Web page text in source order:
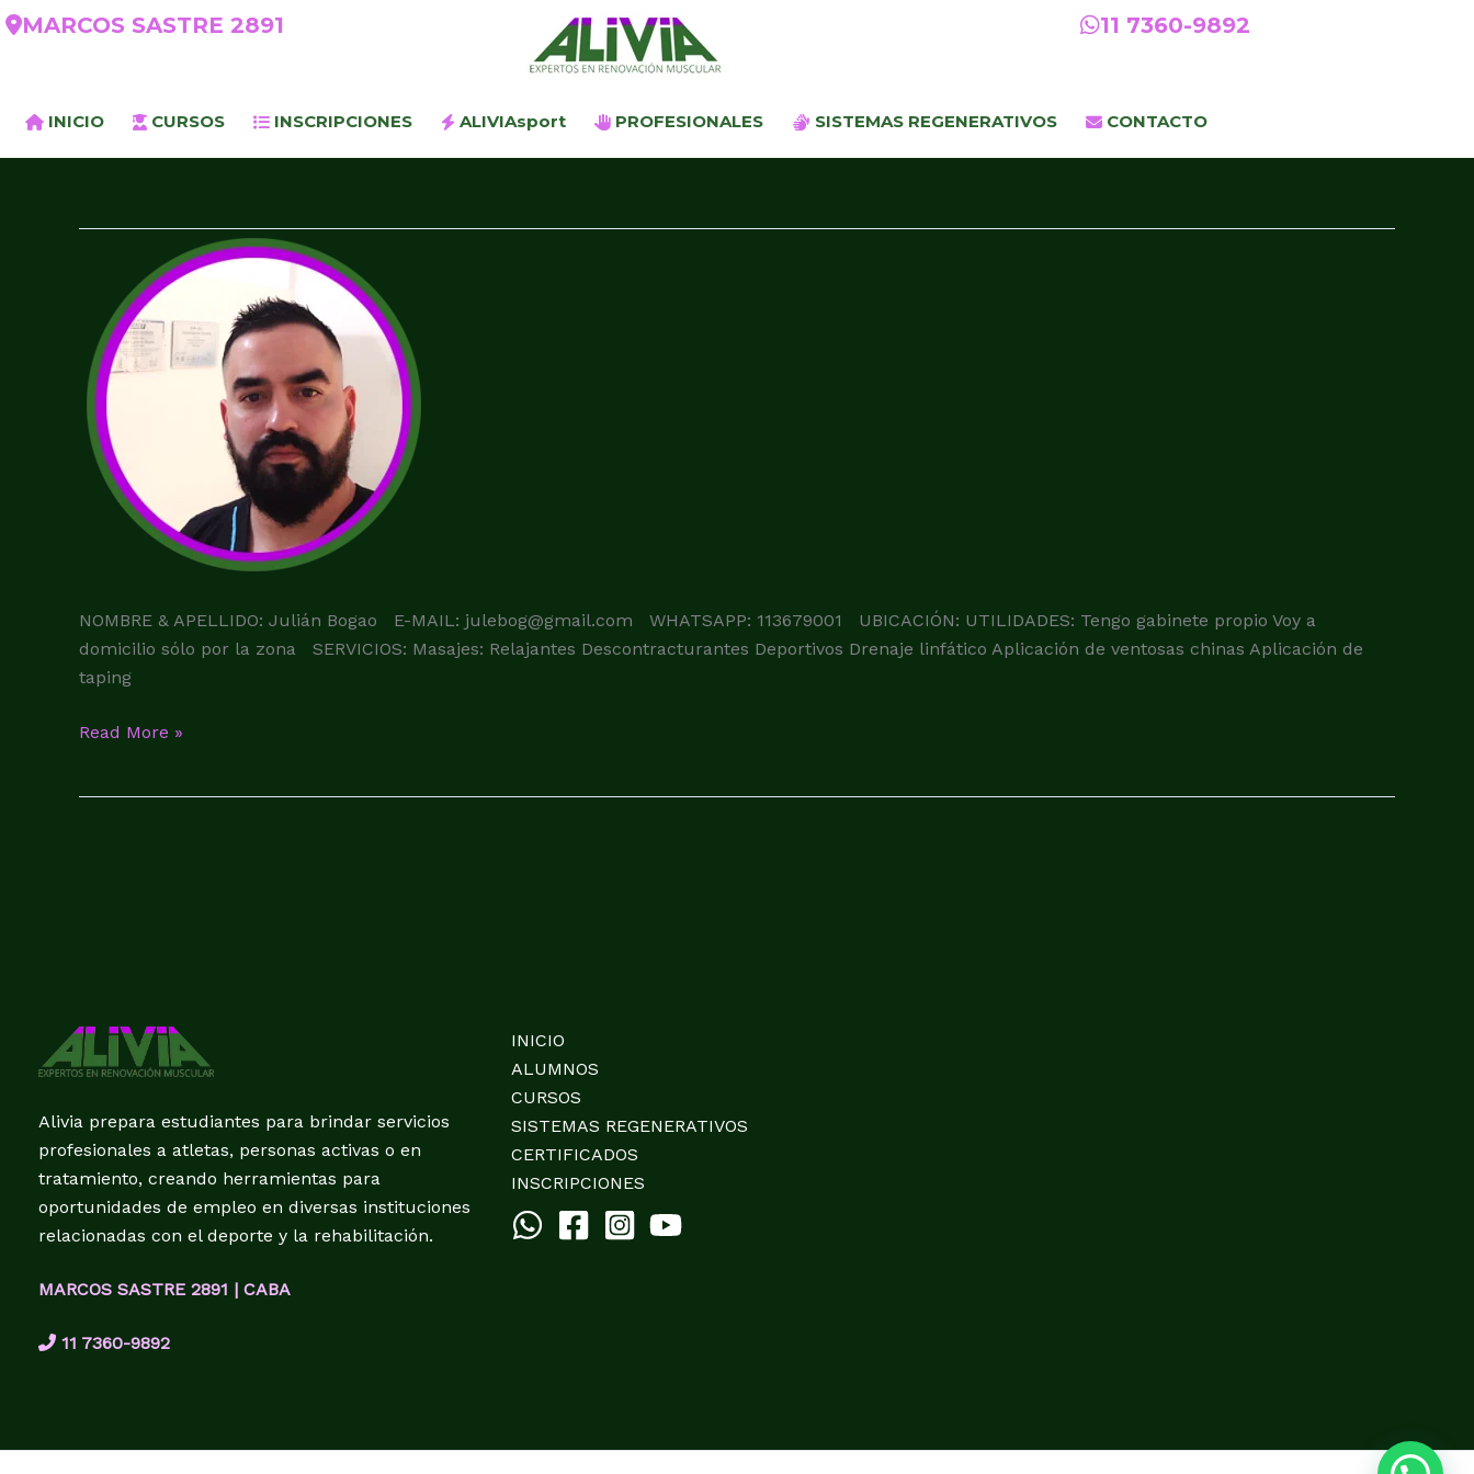
MARCOS SASTRE 2891 11 7360-9892
INICIO CURSOS INSCRIPCIONES ALIVIAsport PROFESIONALES SISTEMAS REGENERATIVOS CONTACTO
NOMBRE & APELLIDO: Julián Bogao E-MAIL: julebog@gmail.com WHATSAPP: 113679001 UBICACIÓN: UTILIDADES: Tengo gabinete propio Voy a
domicilio sólo por la zona SERVICIOS: Masajes: Relajantes Descontracturantes Deportivos Drenaje linfático Aplicación de ventosas chinas Aplicación de
taping
Read More »
Alivia prepara estudiantes para brindar servicios
profesionales a atletas, personas activas o en
tratamiento, creando herramientas para
oportunidades de empleo en diversas instituciones
relacionadas con el deporte y la rehabilitación.
MARCOS SASTRE 2891 | CABA
11 7360-9892
INICIO
ALUMNOS
CURSOS
SISTEMAS REGENERATIVOS
CERTIFICADOS
INSCRIPCIONES